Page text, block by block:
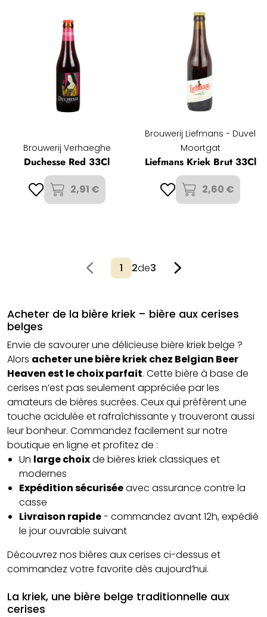
Brouwerij Verhaeghe
Duchesse Red 33Cl
2,91 €
Brouwerij Liefmans - Duvel
Moortgat
Liefmans Kriek Brut 33Cl
2,60 €
2de3
Acheter de la bière kriek – bière aux cerises
belges
Envie de savourer une délicieuse bière kriek belge ?
Alors acheter une bière kriek chez Belgian Beer
Heaven est le choix parfait. Cette bière à base de
cerises n’est pas seulement appréciée par les
amateurs de bières sucrées. Ceux qui préfèrent une
touche acidulée et rafraîchissante y trouveront aussi
leur bonheur. Commandez facilement sur notre
boutique en ligne et profitez de :
Un large choixde bières kriek classiques et
modernes
Expédition sécuriséeavec assurance contre la
casse
Livraison rapide- commandez avant 12h, expédié
le jour ouvrable suivant
Découvrez nos bières aux cerises ci-dessus et
commandez votre favorite dès aujourd’hui.
La kriek, une bière belge traditionnelle aux
cerises